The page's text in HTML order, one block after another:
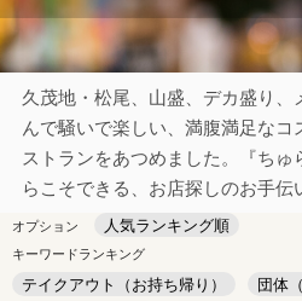
久茂地・松尾、山盛、デカ盛り、
んで騒いで楽しい、満腹満足なコ
ストランをあつめました。『ち
らこそできる、お店探しのお手伝
オプション 人気ランキング順
キーワードランキング
テイクアウト（お持ち帰り）
団体